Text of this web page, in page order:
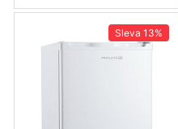
Sleva 13%